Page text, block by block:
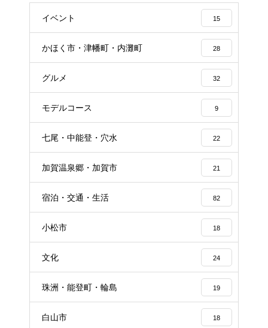
イベント 15
かほく市・津幡町・内灘町 28
グルメ 32
モデルコース 9
七尾・中能登・穴水 22
加賀温泉郷・加賀市 21
宿泊・交通・生活 82
小松市 18
文化 24
珠洲・能登町・輪島 19
白山市 18